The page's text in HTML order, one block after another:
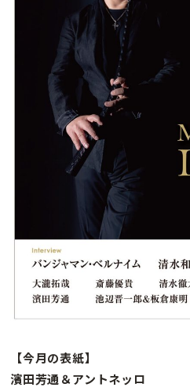
【今月の表紙】
濱田芳通＆アントネッロ